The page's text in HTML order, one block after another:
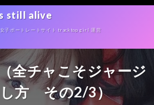
is still alive
子ポートレートサイト tracktop girl 運営
全チャこそジャージ
し方 その2/3）